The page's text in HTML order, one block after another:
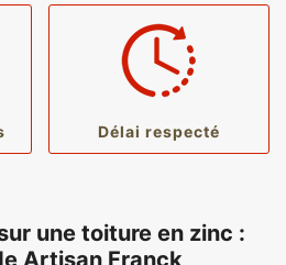
Délai respecté
une toiture en zinc :
Artisan Franck